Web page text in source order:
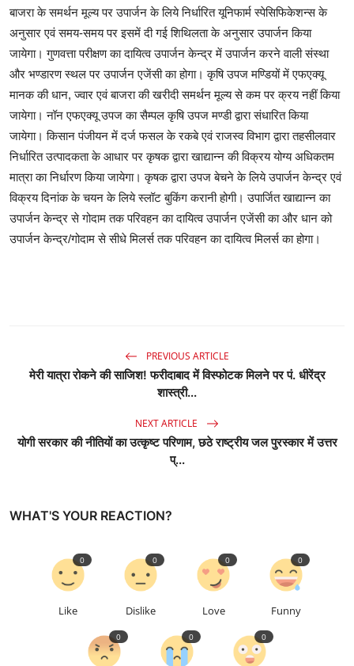
बाजरा के समर्थन मूल्य पर उपार्जन के लिये निर्धारित यूनिफार्म स्पेसिफिकेशन्स के
अनुसार एवं समय-समय पर इसमें दी गई शिथिलता के अनुसार उपार्जन किया
जायेगा। गुणवत्ता परीक्षण का दायित्व उपार्जन केन्द्र में उपार्जन करने वाली संस्था
और भण्डारण स्थल पर उपार्जन एजेंसी का होगा। कृषि उपज मण्डियों में एफएक्यू
मानक की धान, ज्वार एवं बाजरा की खरीदी समर्थन मूल्य से कम पर क्रय नहीं किया
जायेगा। नॉन एफएक्यू उपज का सैम्पल कृषि उपज मण्डी द्वारा संधारित किया
जायेगा। किसान पंजीयन में दर्ज फसल के रकबे एवं राजस्व विभाग द्वारा तहसीलवार
निर्धारित उत्पादकता के आधार पर कृषक द्वारा खाद्यान्न की विक्रय योग्य अधिकतम
मात्रा का निर्धारण किया जायेगा। कृषक द्वारा उपज बेचने के लिये उपार्जन केन्द्र एवं
विक्रय दिनांक के चयन के लिये स्लॉट बुकिंग करानी होगी। उपार्जित खाद्यान्न का
उपार्जन केन्द्र से गोदाम तक परिवहन का दायित्व उपार्जन एजेंसी का और धान को
उपार्जन केन्द्र/गोदाम से सीधे मिलर्स तक परिवहन का दायित्व मिलर्स का होगा।
PREVIOUS ARTICLE
मेरी यात्रा रोकने की साजिश! फरीदाबाद में विस्फोटक मिलने पर पं. धीरेंद्र
शास्त्री...
NEXT ARTICLE
योगी सरकार की नीतियों का उत्कृष्ट परिणाम, छठे राष्ट्रीय जल पुरस्कार में उत्तर
प्...
WHAT'S YOUR REACTION?
Like
0
Dislike
0
Love
0
Funny
0
0 0 0